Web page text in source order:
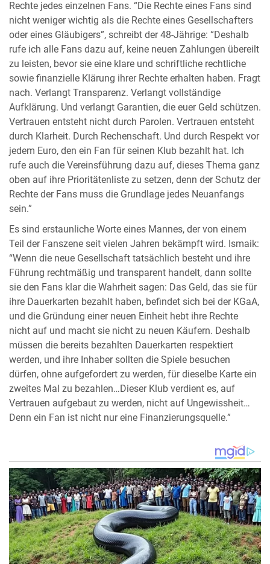
Rechte jedes einzelnen Fans. “Die Rechte eines Fans sind
nicht weniger wichtig als die Rechte eines Gesellschafters
oder eines Gläubigers”, schreibt der 48-Jährige: “Deshalb
rufe ich alle Fans dazu auf, keine neuen Zahlungen übereilt
zu leisten, bevor sie eine klare und schriftliche rechtliche
sowie finanzielle Klärung ihrer Rechte erhalten haben. Fragt
nach. Verlangt Transparenz. Verlangt vollständige
Aufklärung. Und verlangt Garantien, die euer Geld schützen.
Vertrauen entsteht nicht durch Parolen. Vertrauen entsteht
durch Klarheit. Durch Rechenschaft. Und durch Respekt vor
jedem Euro, den ein Fan für seinen Klub bezahlt hat. Ich
rufe auch die Vereinsführung dazu auf, dieses Thema ganz
oben auf ihre Prioritätenliste zu setzen, denn der Schutz der
Rechte der Fans muss die Grundlage jedes Neuanfangs
sein.”
Es sind erstaunliche Worte eines Mannes, der von einem
Teil der Fanszene seit vielen Jahren bekämpft wird. Ismaik:
“Wenn die neue Gesellschaft tatsächlich besteht und ihre
Führung rechtmäßig und transparent handelt, dann sollte
sie den Fans klar die Wahrheit sagen: Das Geld, das sie für
ihre Dauerkarten bezahlt haben, befindet sich bei der KGaA,
und die Gründung einer neuen Einheit hebt ihre Rechte
nicht auf und macht sie nicht zu neuen Käufern. Deshalb
müssen die bereits bezahlten Dauerkarten respektiert
werden, und ihre Inhaber sollten die Spiele besuchen
dürfen, ohne aufgefordert zu werden, für dieselbe Karte ein
zweites Mal zu bezahlen…Dieser Klub verdient es, auf
Vertrauen aufgebaut zu werden, nicht auf Ungewissheit…
Denn ein Fan ist nicht nur eine Finanzierungsquelle.”